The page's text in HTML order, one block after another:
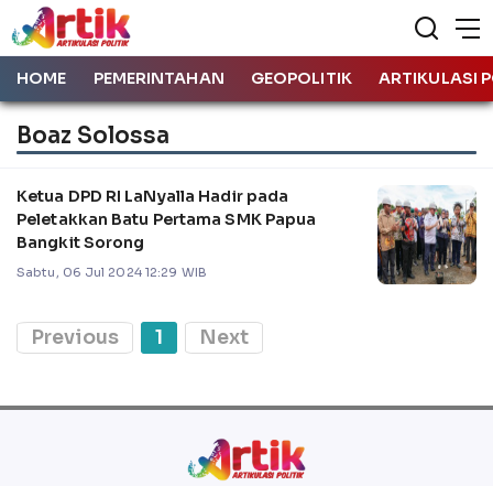
HOME PEMERINTAHAN GEOPOLITIK ARTIKULASI
Boaz Solossa
Ketua DPD RI LaNyalla Hadir pada
Peletakkan Batu Pertama SMK Papua
Bangkit Sorong
Sabtu, 06 Jul 2024 12:29 WIB
Previous 1 Next